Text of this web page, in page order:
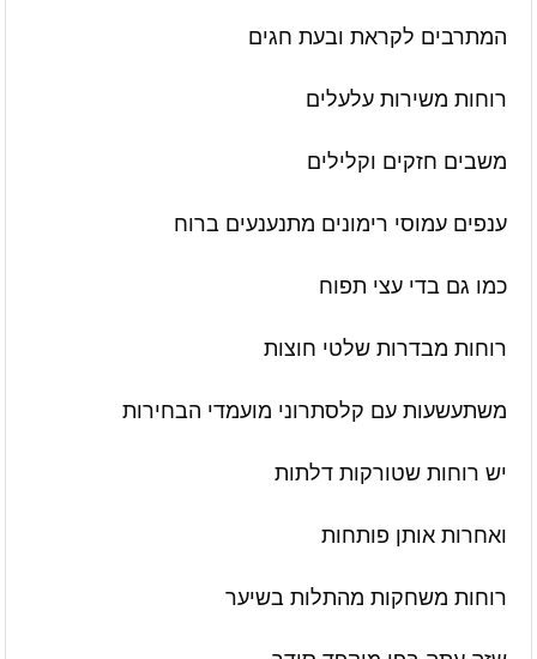
המתרבים לקראת ובעת חגים
רוחות משירותעלעלים
משבים חזקים וקלילים
ענפים עמוסי רימונים מתנענעים ברוח
כמו גם בדי עצי תפוח
רוחות מבדרות שלטי חוצות
משתעשעות עם קלסתרוני מועמדי הבחירות
יש רוחות שטורקות דלתות
ואחרות אותן פותחות
רוחות משחקות מהתלות בשיער